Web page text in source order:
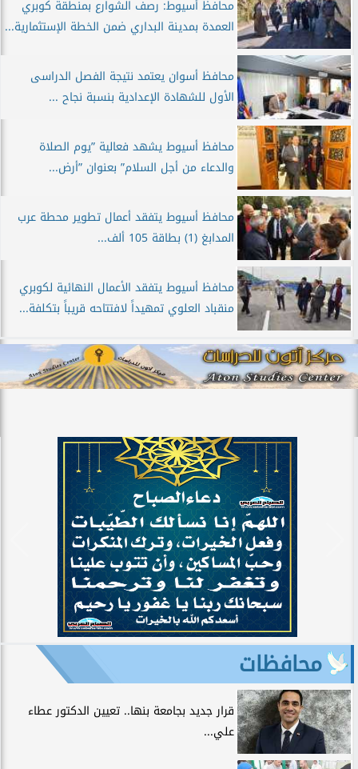
محافظ أسيوط: رصف الشوارع بمنطقة كوبري
العمدة بمدينة البداري ضمن الخطة الإستثمارية...
محافظ أسوان يعتمد نتيجة الفصل الدراسى
الأول للشهادة الإعدادية بنسبة نجاح ...
محافظ أسيوط يشهد فعالية ”يوم الصلاة
والدعاء من أجل السلام” بعنوان ”أرض...
محافظ أسيوط يتفقد أعمال تطوير محطة عرب
المدابغ (1) بطاقة 105 ألف...
محافظ أسيوط يتفقد الأعمال النهائية لكوبري
منقباد العلوي تمهيداً لافتتاحه قريباً بتكلفة...
محافظات
قرار جديد بجامعة بنها.. تعيين الدكتور عطاء
علي...